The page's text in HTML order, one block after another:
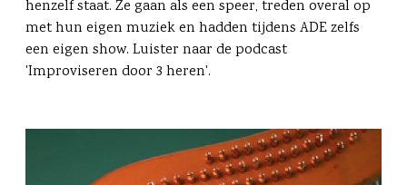
henzelf staat. Ze gaan als een speer, treden overal op
met hun eigen muziek en hadden tijdens ADE zelfs
een eigen show. Luister naar de podcast
'Improviseren door 3 heren'.